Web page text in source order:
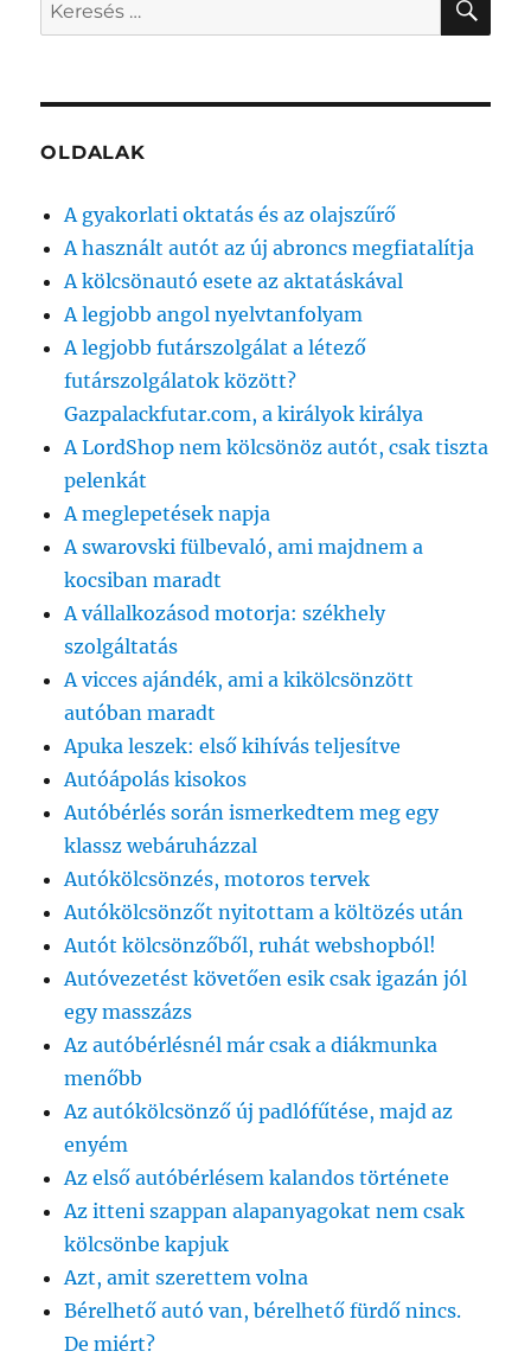
a
kifejezésre:
OLDALAK
A gyakorlati oktatás és az olajszűrő
A használt autót az új abroncs megfiatalítja
A kölcsönautó esete az aktatáskával
A legjobb angol nyelvtanfolyam
A legjobb futárszolgálat a létező
futárszolgálatok között?
Gazpalackfutar.com, a királyok királya
A LordShop nem kölcsönöz autót, csak tiszta
pelenkát
A meglepetések napja
A swarovski fülbevaló, ami majdnem a
kocsiban maradt
A vállalkozásod motorja: székhely
szolgáltatás
A vicces ajándék, ami a kikölcsönzött
autóban maradt
Apuka leszek: első kihívás teljesítve
Autóápolás kisokos
Autóbérlés során ismerkedtem meg egy
klassz webáruházzal
Autókölcsönzés, motoros tervek
Autókölcsönzőt nyitottam a költözés után
Autót kölcsönzőből, ruhát webshopból!
Autóvezetést követően esik csak igazán jól
egy masszázs
Az autóbérlésnél már csak a diákmunka
menőbb
Az autókölcsönző új padlófűtése, majd az
enyém
Az első autóbérlésem kalandos története
Az itteni szappan alapanyagokat nem csak
kölcsönbe kapjuk
Azt, amit szerettem volna
Bérelhető autó van, bérelhető fürdő nincs.
De miért?